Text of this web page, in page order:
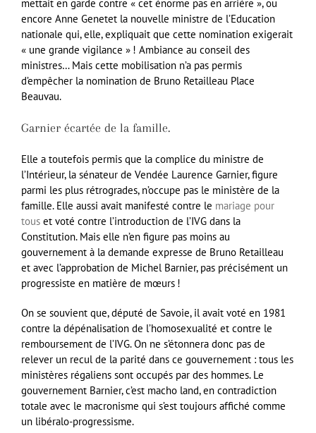
mettait en garde contre « cet énorme pas en arrière », ou
encore Anne Genetet la nouvelle ministre de l’Education
nationale qui, elle, expliquait que cette nomination exigerait
« une grande vigilance » ! Ambiance au conseil des
ministres… Mais cette mobilisation n’a pas permis
d’empêcher la nomination de Bruno Retailleau Place
Beauvau.
Garnier écartée de la famille.
Elle a toutefois permis que la complice du ministre de
l’Intérieur, la sénateur de Vendée Laurence Garnier, figure
parmi les plus rétrogrades, n’occupe pas le ministère de la
famille. Elle aussi avait manifesté contre le mariage pour
tous et voté contre l’introduction de l’IVG dans la
Constitution. Mais elle n’en figure pas moins au
gouvernement à la demande expresse de Bruno Retailleau
et avec l’approbation de Michel Barnier, pas précisément un
progressiste en matière de mœurs !
On se souvient que, député de Savoie, il avait voté en 1981
contre la dépénalisation de l’homosexualité et contre le
remboursement de l’IVG. On ne s’étonnera donc pas de
relever un recul de la parité dans ce gouvernement : tous les
ministères régaliens sont occupés par des hommes. Le
gouvernement Barnier, c’est macho land, en contradiction
totale avec le macronisme qui s’est toujours affiché comme
un libéralo-progressisme.